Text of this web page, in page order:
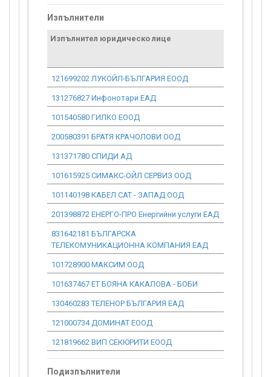
Изпълнители
Изпълнител юридическо лице
121699202 ЛУКОЙЛ-БЪЛГАРИЯ ЕООД
131276827 Инфонотари ЕАД
101540580 ГИЛКО ЕООД
200580391 БРАТЯ КРАЧОЛОВИ ООД
131371780 СПИДИ АД
101615925 СИМАКС-ОЙЛ СЕРВИЗ ООД
101140198 КАБЕЛ САТ - ЗАПАД ООД
201398872 ЕНЕРГО-ПРО Енергийни услуги ЕАД
831642181 БЪЛГАРСКА
ТЕЛЕКОМУНИКАЦИОННА КОМПАНИЯ ЕАД
101728900 МАКСИМ ООД
101637467 ЕТ БОЯНА КАКАЛОВА - БОБИ
130460283 ТЕЛЕНОР БЪЛГАРИЯ ЕАД
121000734 ДОМИНАТ ЕООД
121819662 ВИП СЕКЮРИТИ ЕООД
Подизпълнители